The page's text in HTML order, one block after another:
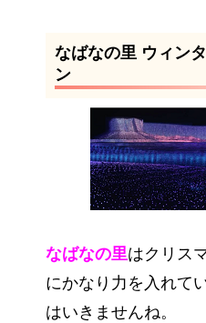
なばなの里 ウィン
ン
なばなの里はクリス
にかなり力を入れて
はいきませんね。